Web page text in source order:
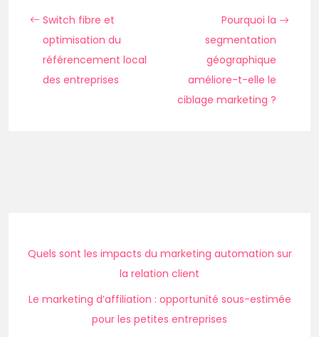
Switch fibre et
optimisation du
référencement local
des entreprises
Pourquoi la
segmentation
géographique
améliore-t-elle le
ciblage marketing ?
Quels sont les impacts du marketing automation sur
la relation client
Le marketing d’affiliation : opportunité sous-estimée
pour les petites entreprises